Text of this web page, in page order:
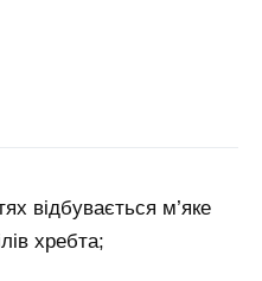
відбувається м’яке
хребта;